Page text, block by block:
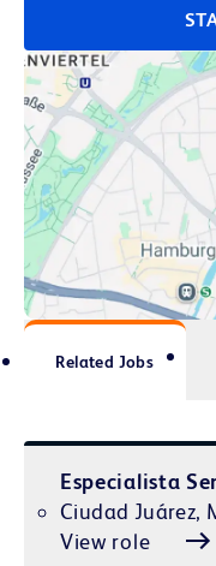
Related Jobs
Especialista
Ciudad Juárez,
View role